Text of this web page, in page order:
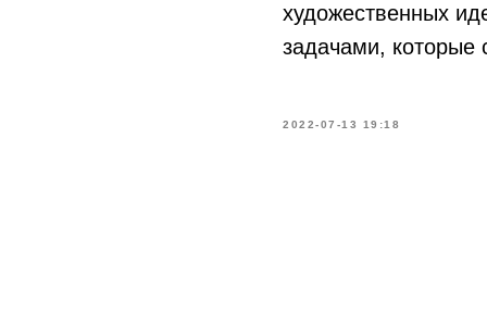
художественных
задачами, которые
2022-07-13 19:18